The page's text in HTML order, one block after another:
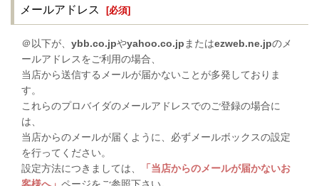
メールアドレス [必須]
＠以下が、 ybb.co.jpやyahoo.co.jp またはezweb.ne.jpのメ
ールアドレスをご利用の場合、
当店から送信するメールが届かないことが多発しておりま
す。
これらのプロバイダのメールアドレスでのご登録の場合に
は、
当店からのメールが届くように、必ずメールボックスの設定
を行ってください。
設定方法につきましては、
「当店からのメールが届かないお
客様へ」 ページをご参照下さい。